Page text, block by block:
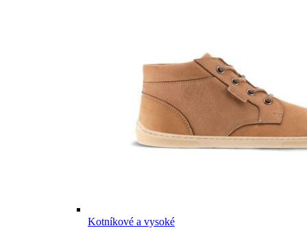
Kotníkové a vysoké